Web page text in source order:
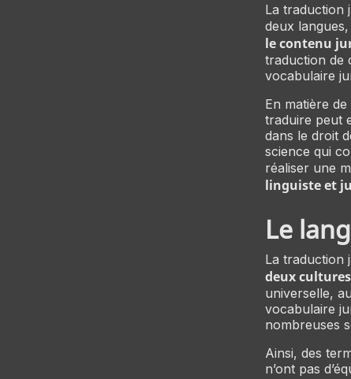
La traduction
deux
le contenu
traduction de
vocabulaire
En matière
traduire peut
dans le droit
science qui
réaliser une
linguiste et
Le
La traduction
deux
universelle,
vocabulaire
nombreuses
Ainsi, des
n’ont pas